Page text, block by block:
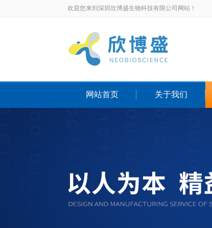
欢迎您来到深圳欣博盛生物科技有限公司网站！
网站首页 关于我们